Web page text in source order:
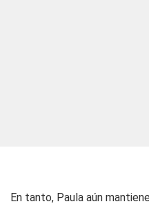
En tanto, Paula aún